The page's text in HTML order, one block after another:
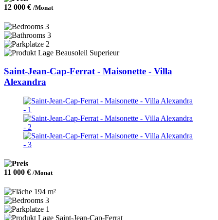
12 000 € /Monat
3
3
2
Beausoleil Superieur
Saint-Jean-Cap-Ferrat - Maisonette - Villa
Alexandra
11 000 € /Monat
194 m²
3
1
Saint-Jean-Cap-Ferrat